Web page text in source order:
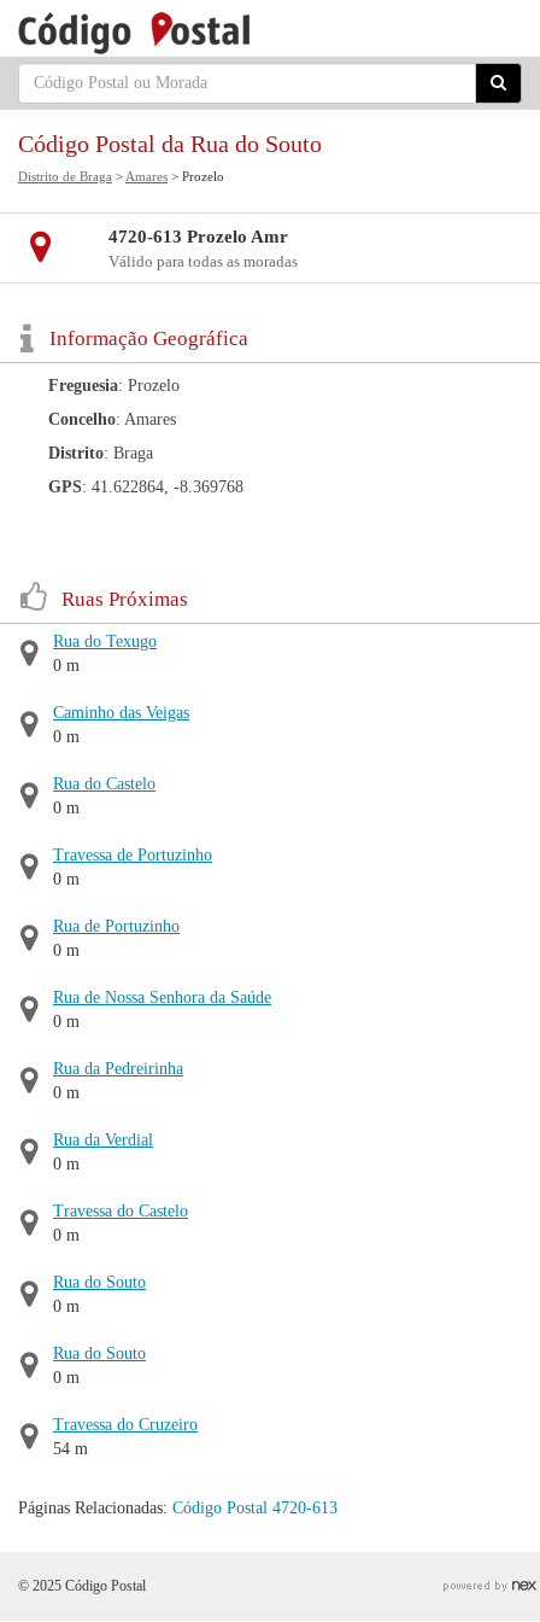
Código Postal da Rua do Souto
Distrito de Braga > Amares > Prozelo
4720-613 Prozelo Amr
Válido para todas as moradas
Informação Geográfica
Freguesia: Prozelo
Concelho: Amares
Distrito: Braga
GPS: 41.622864, -8.369768
Ruas Próximas
Rua do Texugo
0 m
Caminho das Veigas
0 m
Rua do Castelo
0 m
Travessa de Portuzinho
0 m
Rua de Portuzinho
0 m
Rua de Nossa Senhora da Saúde
0 m
Rua da Pedreirinha
0 m
Rua da Verdial
0 m
Travessa do Castelo
0 m
Rua do Souto
0 m
Rua do Souto
0 m
Travessa do Cruzeiro
54 m
Páginas Relacionadas: Código Postal 4720-613
© 2025 Código Postal